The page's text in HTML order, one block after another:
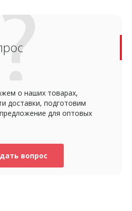
о наших товарах,
доставки, подготовим
для оптовых
вопрос